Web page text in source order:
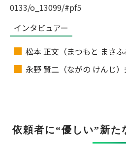
0133/o_13099/#pf5
インタビュアー
松本 正文（まつもと まさ
永野 賢二（ながの けんじ
依頼者に“優しい”新た